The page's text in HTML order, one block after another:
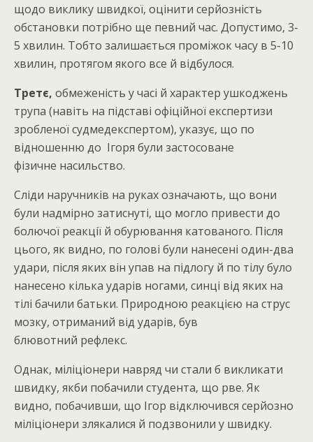
щодо виклику швидкої, оцінити серйозність
обстановки потрібно ще певний час. Допустимо, 3-
5 хвилин. Тобто залишається проміжок часу в 5-10
хвилин, протягом якого все й відбулося.
Третє, обмеженість у часі й характер ушкоджень
трупа (навіть на підставі офіційної експертизи
зробленої судмедекспертом), указує, що по
відношенню до Ігоря були застосоване
фізичне насильство.
Сліди наручників на руках означають, що вони
були надмірно затиснуті, що могло привести до
болючої реакції й обурювання катованого. Після
цього, як видно, по голові були нанесені один-два
удари, після яких він упав на підлогу й по тілу було
нанесено кілька ударів ногами, синці від яких на
тілі бачили батьки. Природною реакцією на струс
мозку, отриманий від ударів, був
блювотний рефлекс.
Однак, міліціонери навряд чи стали б викликати
швидку, якби побачили студента, що рве. Як
видно, побачивши, що Ігор відключився серйозно
міліціонери злякалися й подзвонили у швидку.